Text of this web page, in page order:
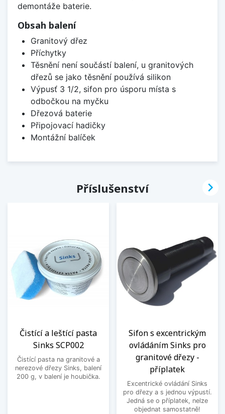
demontáže baterie.
Obsah balení
Granitový dřez
Příchytky
Těsnění není součástí balení, u granitových
dřezů se jako těsnění používá silikon
Výpusť 3 1/2, sifon pro úsporu místa s
odbočkou na myčku
Dřezová baterie
Připojovací hadičky
Montážní balíček
Příslušenství
Čistící a leštící pasta
Sinks SCP002
Čistící pasta na granitové a
nerezové dřezy Sinks, balení
200 g, v balení je houbička.
Sifon s excentrickým
ovládáním Sinks pro
granitové dřezy -
příplatek
Excentrické ovládání Sinks
pro dřezy a s jednou výpustí.
Jedná se o příplatek, nelze
objednat samostatně!
